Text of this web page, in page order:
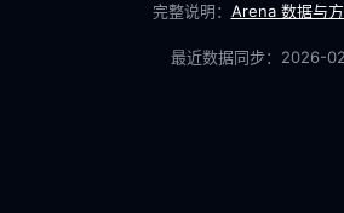
完整说明： Arena 数据与
最近数据同步： 2026-